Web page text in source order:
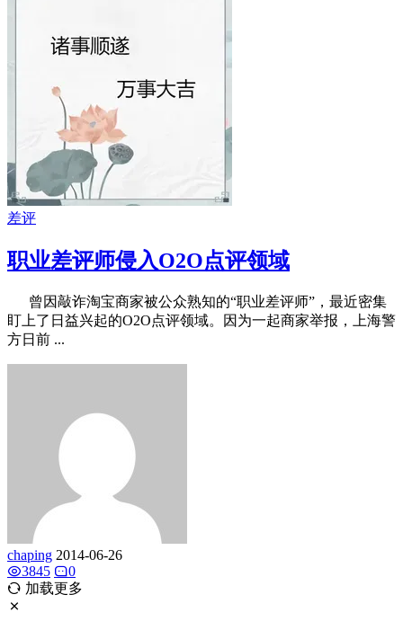
差评
职业差评师侵入O2O点评领域
曾因敲诈淘宝商家被公众熟知的“职业差评师”，最近密集
盯上了日益兴起的O2O点评领域。因为一起商家举报，上海警
方日前 ...
chaping 2014-06-26
3845
0
加载更多